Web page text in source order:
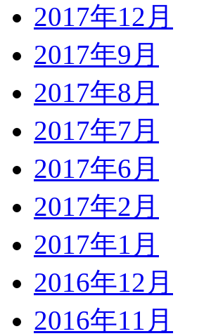
2017年12月
2017年9月
2017年8月
2017年7月
2017年6月
2017年2月
2017年1月
2016年12月
2016年11月